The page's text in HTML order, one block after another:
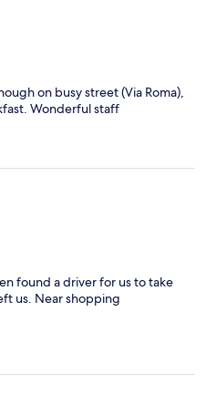
on busy street (Via Roma),
Wonderful staff
found a driver for us to take
us. Near shopping